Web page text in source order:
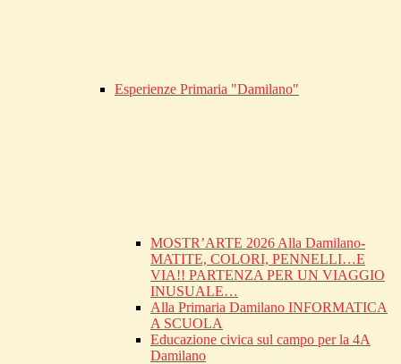
Esperienze Primaria "Damilano"
MOSTR’ARTE 2026 Alla Damilano-
MATITE, COLORI, PENNELLI…E
VIA!! PARTENZA PER UN VIAGGIO
INUSUALE…
Alla Primaria Damilano INFORMATICA
A SCUOLA
Educazione civica sul campo per la 4A
Damilano